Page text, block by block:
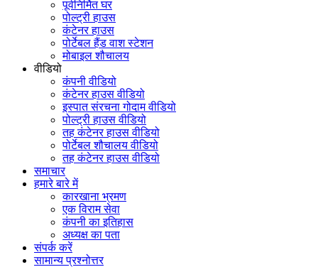
पूर्वनिर्मित घर
पोल्ट्री हाउस
कंटेनर हाउस
पोर्टेबल हैंड वाश स्टेशन
मोबाइल शौचालय
वीडियो
कंपनी वीडियो
कंटेनर हाउस वीडियो
इस्पात संरचना गोदाम वीडियो
पोल्ट्री हाउस वीडियो
तह कंटेनर हाउस वीडियो
पोर्टेबल शौचालय वीडियो
तह कंटेनर हाउस वीडियो
समाचार
हमारे बारे में
कारखाना भ्रमण
एक विराम सेवा
कंपनी का इतिहास
अध्यक्ष का पता
संपर्क करें
सामान्य प्रश्नोत्तर